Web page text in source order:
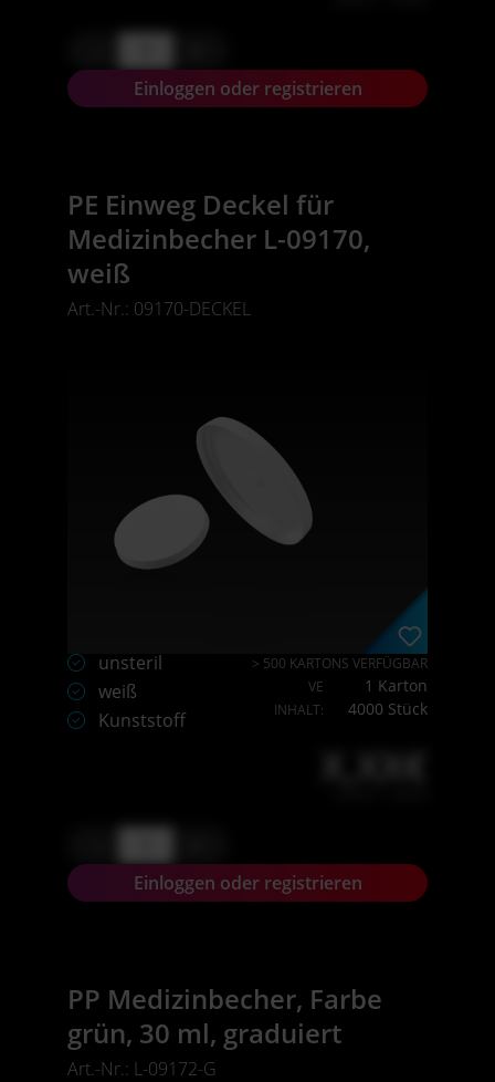
Einloggen oder registrieren
PE Einweg Deckel für
Medizinbecher L-09170,
weiß
Art.-Nr.: 09170-DECKEL
unsteril
weiß
Kunststoff
> 500 KARTONS VERFÜGBAR
VE
1 Karton
INHALT: 4000 Stück
X,XX€
Einloggen oder registrieren
PP Medizinbecher, Farbe
grün, 30 ml, graduiert
Art.-Nr.: L-09172-G